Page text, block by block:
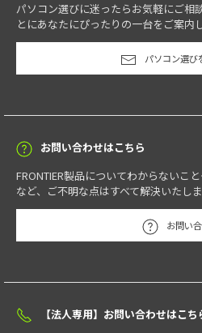
パソコン選びに迷ったらお気軽にご相
とにあなたにぴったりの一台をご案内し
パソコン選び
お問い合わせはこちら
FRONTIER製品についてわからないこ
など、ご不明な点はすべて解決いたしま
お問い
【法人専用】お問い合わせはこち